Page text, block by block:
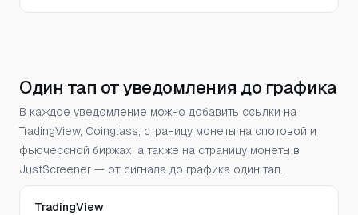
Один тап от уведомления до графика
В каждое уведомление можно добавить ссылки на
TradingView, Coinglass, страницу монеты на спотовой и
фьючерсной биржах, а также на страницу монеты в
JustScreener — от сигнала до графика один тап.
TradingView